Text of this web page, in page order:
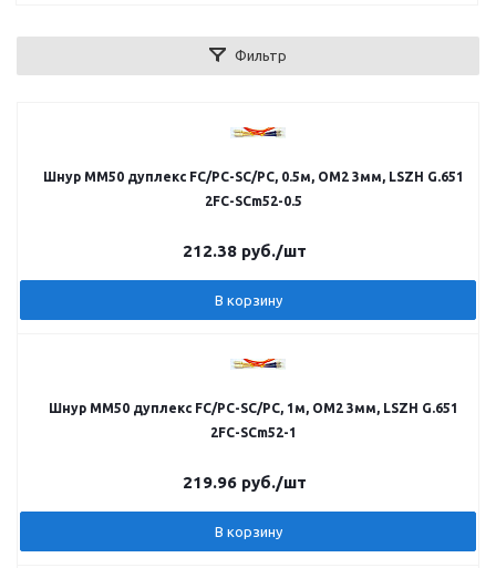
Фильтр
Шнур MM50 дуплекс FC/PC-SC/PC, 0.5м, OM2 3мм, LSZH G.651
2FC-SCm52-0.5
212.38руб./шт
В корзину
Шнур MM50 дуплекс FC/PC-SC/PC, 1м, OM2 3мм, LSZH G.651
2FC-SCm52-1
219.96руб./шт
В корзину